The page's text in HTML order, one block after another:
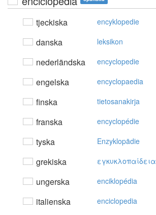
tjeckiska encyklopedie
danska leksikon
nederländska encyclopedie
engelska encyclopaedia
finska tietosanakirja
franska encyclopédie
tyska Enzyklopädie
grekiska εγκυκλoπαίδεια
ungerska enciklopédia
italienska enciclopedia